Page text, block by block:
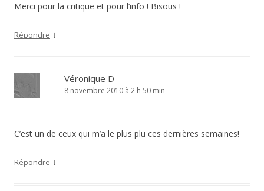
Merci pour la critique et pour l’info ! Bisous !
Répondre ↓
Véronique D
8 novembre 2010 à 2 h 50 min
C’est un de ceux qui m’a le plus plu ces dernières semaines!
Répondre ↓